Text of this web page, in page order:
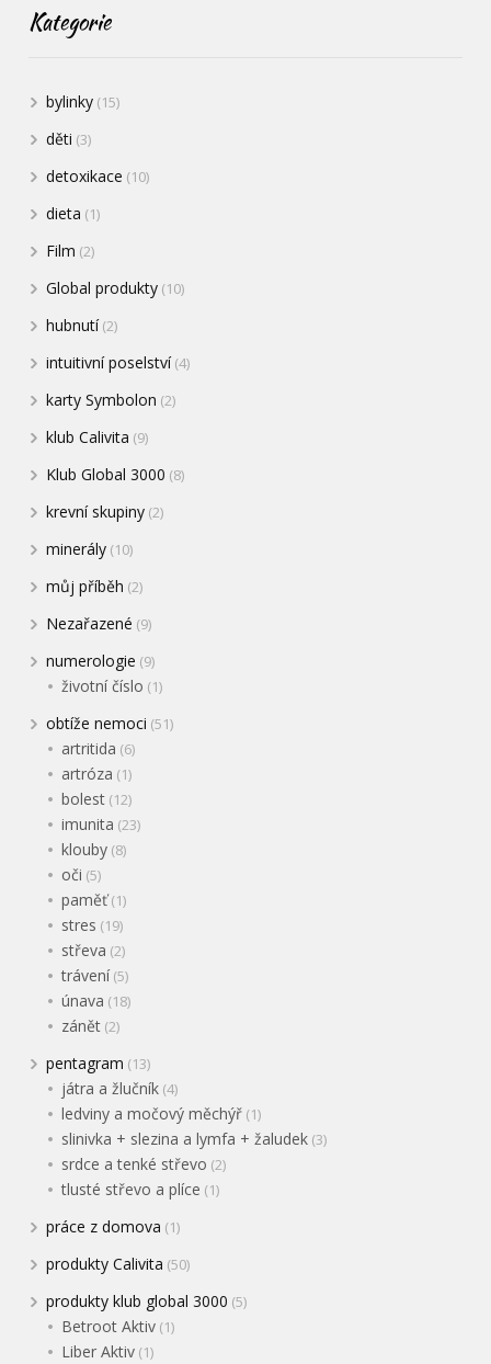
Kategorie
bylinky (15)
děti (3)
detoxikace (10)
dieta (1)
Film (2)
Global produkty (10)
hubnutí(2)
intuitivní poselství(4)
karty Symbolon (2)
klub Calivita (9)
Klub Global 3000 (8)
krevní skupiny (2)
minerály (10)
můj příběh (2)
Nezařazené (9)
numerologie (9)
životní číslo (1)
obtíže nemoci (51)
artritida (6)
artróza (1)
bolest (12)
imunita (23)
klouby (8)
oči (5)
paměť(1)
stres (19)
střeva (2)
trávení(5)
únava (18)
zánět (2)
pentagram (13)
játra a žlučník (4)
ledviny a močový měchýř (1)
slinivka + slezina a lymfa + žaludek (3)
srdce a tenké střevo (2)
tlusté střevo a plíce (1)
práce z domova (1)
produkty Calivita (50)
produkty klub global 3000 (5)
Betroot Aktiv (1)
Liber Aktiv (1)